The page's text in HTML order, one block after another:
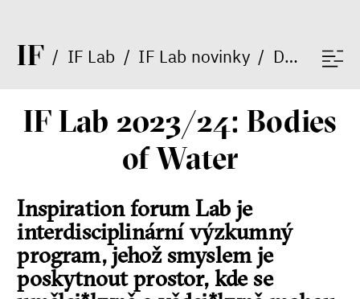
IF/ IF Lab / IF Lab novinky/ Detail
IF Lab 2023/24: Bodies
of Water
Inspiration forum Lab je
interdisciplinární výzkumný
program, jehož smyslem je
poskytnout prostor, kde se